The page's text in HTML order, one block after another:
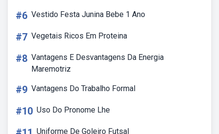
#6 Vestido Festa Junina Bebe 1 Ano
#7 Vegetais Ricos Em Proteina
#8 Vantagens E Desvantagens Da Energia
Maremotriz
#9 Vantagens Do Trabalho Formal
#10 Uso Do Pronome Lhe
Uniforme De Goleiro Futsal